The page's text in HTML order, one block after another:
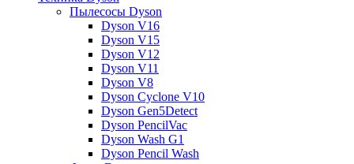
Пылесосы Dyson
Dyson V16
Dyson V15
Dyson V12
Dyson V11
Dyson V8
Dyson Cyclone V10
Dyson Gen5Detect
Dyson PencilVac
Dyson Wash G1
Dyson Pencil Wash